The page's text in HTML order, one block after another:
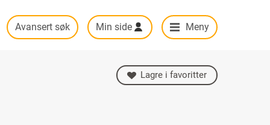
Avansert søk Min side Meny
Lagre i favoritter